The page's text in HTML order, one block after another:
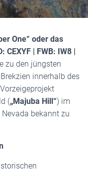
E
N
One“ oder das
CEXYF | FWB: IW8 |
zu den jüngsten
innerhalb des
(„Majuba Hill“) im
bekannt zu